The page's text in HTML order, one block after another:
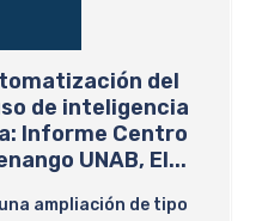
del
de inteligencia
Informe Centro
UNAB, El...
ampliación de tipo